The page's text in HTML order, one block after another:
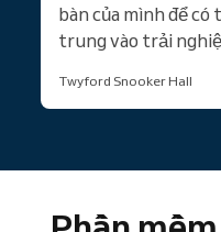
bàn của mình để có
trung vào trải
Twyford Snooker Hall